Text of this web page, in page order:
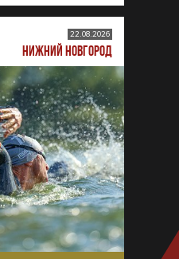
22.08.2026
НИЖНИЙ НОВГОРОД